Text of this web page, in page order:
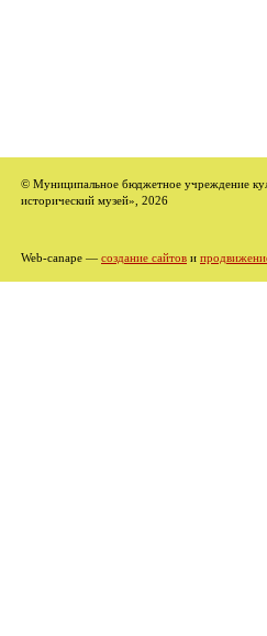
© Муниципальное бюджетное учреждение
исторический музей», 2026
Web-canape — создание сайтов и